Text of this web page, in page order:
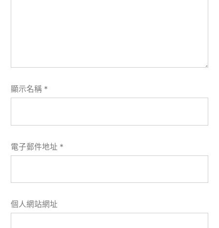
顯示名稱 *
電子郵件地址 *
個人網站網址